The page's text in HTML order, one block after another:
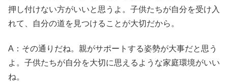
押し付けない方がいいと思うよ。子供たちが自分を受け入
れて、自分の道を見つけることが大切だから。
A：その通りだね。親がサポートする姿勢が大事だと思う
よ。子供たちが自分を大切に思えるような家庭環境がいい
ね。